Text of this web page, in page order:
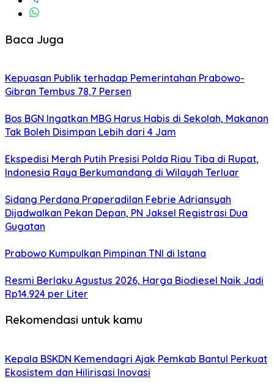
Baca Juga
Kepuasan Publik terhadap Pemerintahan Prabowo-
Gibran Tembus 78,7 Persen
Bos BGN Ingatkan MBG Harus Habis di Sekolah, Makanan
Tak Boleh Disimpan Lebih dari 4 Jam
Ekspedisi Merah Putih Presisi Polda Riau Tiba di Rupat,
Indonesia Raya Berkumandang di Wilayah Terluar
Sidang Perdana Praperadilan Febrie Adriansyah
Dijadwalkan Pekan Depan, PN Jaksel Registrasi Dua
Gugatan
Prabowo Kumpulkan Pimpinan TNI di Istana
Resmi Berlaku Agustus 2026, Harga Biodiesel Naik Jadi
Rp14.924 per Liter
Rekomendasi untuk kamu
Kepala BSKDN Kemendagri Ajak Pemkab Bantul Perkuat
Ekosistem dan Hilirisasi Inovasi